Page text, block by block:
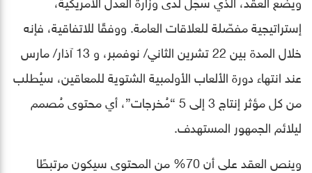
إستراتيجية مفصّلة للعلاقات العامة. ووفقًا للاتفاقية، فإنه
خلال المدة بين 22 تشرين الثاني/ نوفمبر، و 13 آذار/ مارس
عند انتهاء دورة الألعاب الأولمبية الشتوية للمعاقين، سيُطلب
من كل مؤثر إنتاج 3 إلى 5 “مُخرجات”، أي محتوى مُصمم
ليلائم الجمهور المستهدف.
وينص العقد على أن 70% من المحتوى سيكون مرتبطًا